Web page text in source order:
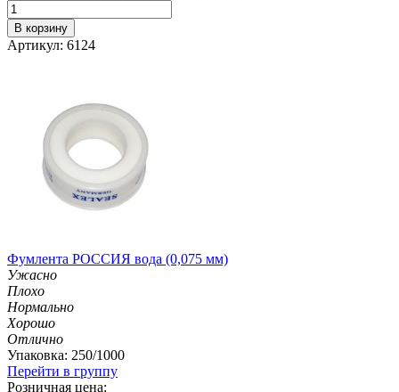
В корзину
Артикул: 6124
Фумлента РОССИЯ вода (0,075 мм)
Ужасно
Плохо
Нормально
Хорошо
Отлично
Упаковка: 250/1000
Перейти в группу
Розничная цена: